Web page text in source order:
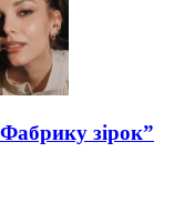
зірок”